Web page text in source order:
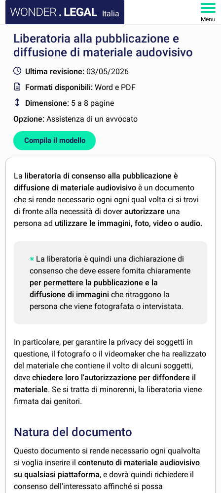
Italia
Menu
HOMEPAGE
FAQ
IL MIO ACCOUNT
Liberatoria alla pubblicazione e
diffusione di materiale audovisivo
Ultima revisione: 03/05/2026
Formati disponibili:Word e PDF
Dimensione: 5 a 8 pagine
Opzione:Assistenza di un avvocato
Compila il modello
La liberatoria di consenso alla pubblicazione è
diffusione di materiale audiovisivoè un documento
che si rende necessario ogni ogni qual volta ci si trovi
di fronte alla necessità di doverautorizzare una
persona ad utilizzare le immagini, foto, video o audio.
La liberatoria è quindi una dichiarazione di
consenso che deve essere fornita chiaramente
per permettere la pubblicazione e la
diffusione di immagini che ritraggono la
persona che viene fotografata o intervistata.
In particolare, per garantire la privacy dei soggetti in
questione, il fotografo o il videomaker che ha realizzato
del materiale che contiene il volto di alcuni soggetti,
devechiedere loro l'autorizzazione per diffondere il
materiale. Se si tratta di minorenni, la liberatoria viene
firmata dai genitori.
Natura del documento
Questo documento si rende necessario ogni qualvolta
si voglia inserire ilcontenuto di materiale audiovisivo
su qualsiasi piattaforma, e dovrà quindi richiedere il
consenso dell'interessato affinché si possa